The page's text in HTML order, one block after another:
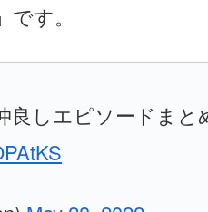
す。
良しエピソードまと